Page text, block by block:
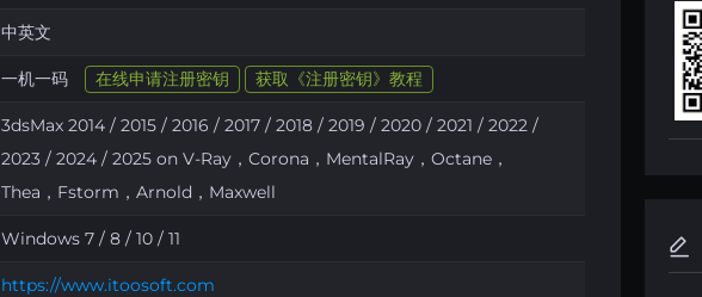
中英文
一机一码 在线申请注册密钥 获取《注册密钥》教程
3dsMax 2014 / 2015 / 2016 / 2017 / 2018 / 2019 / 2020 / 2021 / 2022 /
2023 / 2024 / 2025 on V-Ray，Corona，MentalRay，Octane，
Thea，Fstorm，Arnold，Maxwell
Windows 7 / 8 / 10 / 11
https://www.itoosoft.com